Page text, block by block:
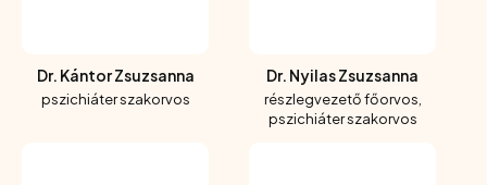
Dr. Kántor Zsuzsanna
pszichiáter szakorvos
Dr. Nyilas Zsuzsanna
részlegvezető főorvos,
pszichiáter szakorvos